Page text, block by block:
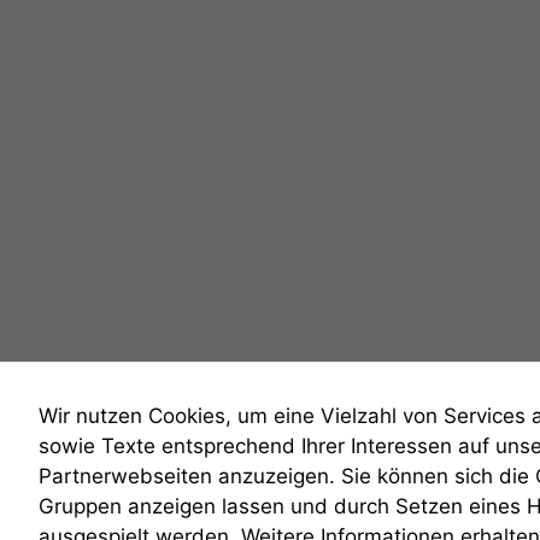
anmelden
Wir nutzen Cookies, um eine Vielzahl von
sowie Texte entsprechend Ihrer Interessen auf
Partnerwebseiten anzuzeigen. Sie können sich
Gruppen anzeigen lassen und durch Setzen eines